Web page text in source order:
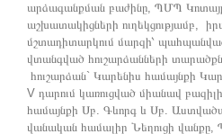
արձագանքման բաժինը, ՊՄՊ
աշխատակիցների ուղեկցությամբ,
մշտադիտարկում մարզի՝
վտանգված հուշարձանների
հուշարձան` Կարենիս համայնքի
V դարում կառուցված միանավ
համայնքի Սբ. Գևորգ և Սբ.
վանական համալիր Նեղուցի վանքը,